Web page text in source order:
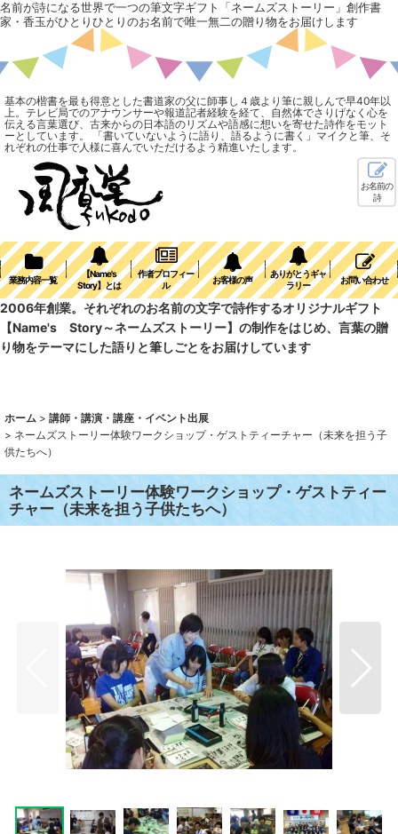
名前が詩になる世界で一つの筆文字ギフト「ネームズストーリー」創作書
家・香玉がひとりひとりのお名前で唯一無二の贈り物をお届けします
基本の楷書を最も得意とした書道家の父に師事し４歳より筆に親しんで早40年以
上。テレビ局でのアナウンサーや報道記者経験を経て、自然体でさりげなく心を
伝える言葉選び、古来からの日本語のリズムや語感に想いを寄せた詩作をモット
ーとしています。 「書いていないように語り、語るように書く」マイクと筆、そ
れぞれの仕事で人様に喜んでいただけるよう精進いたします。
お名前の
詩
業務内容一覧
【Name's
Story】とは
作者プロフィー
ル
お客様の声
ありがとうギャ
ラリー
お問い合わせ
2006年創業。それぞれのお名前の文字で詩作するオリジナルギフト
【Name's Story～ネームズストーリー】の制作をはじめ、言葉の贈
り物をテーマにした語りと筆しごとをお届けしています
ホーム > 講師・講演・講座・イベント出展
> ネームズストーリー体験ワークショップ・ゲストティーチャー（未来を担う子
供たちへ）
ネームズストーリー体験ワークショップ・ゲストティー
チャー（未来を担う子供たちへ）